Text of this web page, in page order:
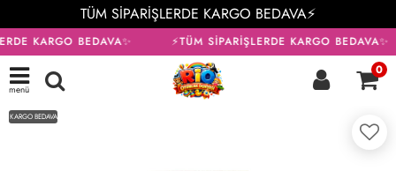
TÜM SİPARİŞLERDE KARGO BEDAVA⚡
KARGO BEDAVA✨ ⚡TÜM SİPARİŞLERDE KARGO BEDAVA✨
menü
0
KARGO BEDAVA